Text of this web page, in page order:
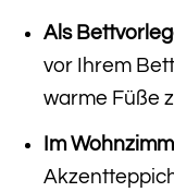
Als
vor Ihrem
warme Füße
Im